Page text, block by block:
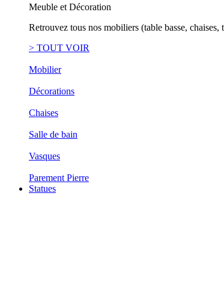
Meuble et Décoration
Retrouvez tous nos mobiliers (table basse,
> TOUT VOIR
Mobilier
Décorations
Chaises
Salle de bain
Vasques
Parement Pierre
Statues